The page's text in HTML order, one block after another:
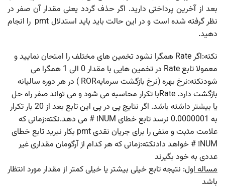
بعد از آخرین پرداختی دارید. اگر حذف گردد یعنی مقدار آن صفر در
نظر گرفته شده است و در این حالت باید باید استدلال pmt را انجام
دهید.
نکته:اگر Rate همگرا نشود تخمین های مختلف را امتحان نمایید و
معمولا تابع Rate در تخمین هایی با مقدار 0 الی 1 همگرا می
شودنکته:نرخ بهره (نرخ بازگشت سرمایهROR ) در هر دوره سالیانه
بازگشت دارد. Rateبا تکرار محاسبه می شود و می تواند صفر راه حل
یا بیشتر داشته باشد. اگر نتایج پی در پی این تابع بعد از 20 بار تکرار
به 0.0000001 نرسد تابع خطای NUM! # می دهد.نکته:زمانی که
علامت مثبت و منفی را برای جریان نقدی pmt بکار نبرید تابع خطای
NUM! # خواهد دادنکته:زمانی که هر کدام از آرگومان مقداری غیر
عددی به خود بگیرند
مساله اول: نتیجه تابع خیلی بیشتر یا خیلی کمتر از مقدار مورد انتظار
باشد